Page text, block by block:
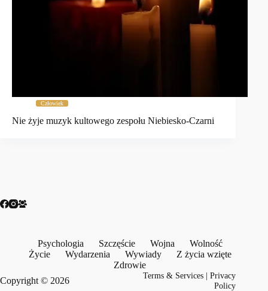
Człowiek
Nie żyje muzyk kultowego zespołu Niebiesko-Czarni
Psychologia Szczęście Wojna
Wolność
Życie
Wydarzenia Wywiady
Z życia wzięte
Zdrowie
Copyright © 2026
Terms & Services |Privacy
Policy